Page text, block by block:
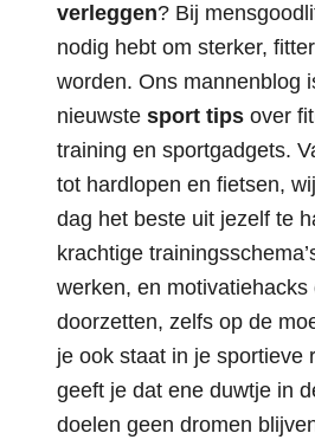
verleggen? Bij
nodig hebt om sterker,
worden. Ons mannenblog
nieuwste sport tips over
training en sportgadgets.
tot hardlopen en fietsen,
dag het beste uit jezelf te
krachtige
werken, en motivatiehacks
doorzetten, zelfs op de
je ook staat in je sportieve
geeft je dat ene duwtje in
doelen geen dromen